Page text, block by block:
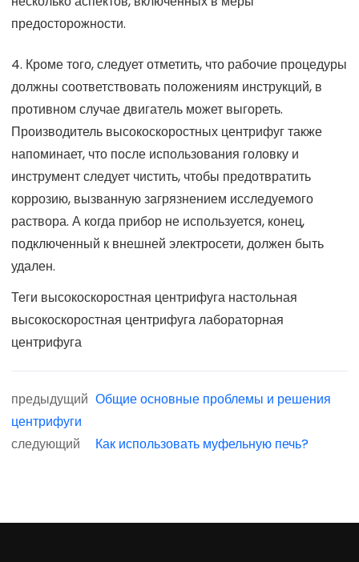
предосторожности.
4. Кроме того, следует отметить, что рабочие процедуры
должны соответствовать положениям инструкций, в
противном случае двигатель может выгореть.
Производитель высокоскоростных центрифуг также
напоминает, что после использования головку и
инструмент следует чистить, чтобы предотвратить
коррозию, вызванную загрязнением исследуемого
раствора. А когда прибор не используется, конец,
подключенный к внешней электросети, должен быть
удален.
Теги высокоскоростная центрифуга настольная
высокоскоростная центрифугалабораторная
центрифуга
предыдущий Общие основные проблемы и решения
центрифуги
следующий
Как использовать муфельную печь?